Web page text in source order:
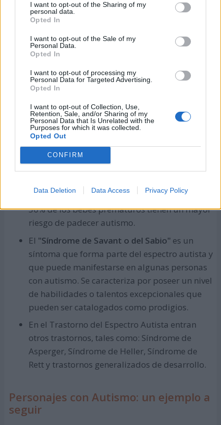
I want to opt-out of the Sharing of my
personal data.
Opted In
I want to opt-out of the Sale of my
Personal Data.
Opted In
I want to opt-out of processing my
Personal Data for Targeted Advertising.
Opted In
I want to opt-out of Collection, Use,
Retention, Sale, and/or Sharing of my
Personal Data that Is Unrelated with the
Purposes for which it was collected.
Opted Out
CONFIRM
Data Deletion Data Access Privacy Policy
Organización Mundial de la Salud (OMS), uno
de cada 160 niños tiene un Trastorno del
Se estima que aproximadamente el 50% de las
intelectual.
Este trastorno suele aparecer antes de los 3
años de edad, siendo una condición
permanente.
No se asocia ningún rasgo físico diferenciador
en este trastorno. Solamente se manifiesta en
las competencias cognitivas de las personas
Un estudio realizado en Suecia estima que el
30% de los bebés prematuros tienen un mayor
riesgo de padecer autismo.
El "Síndrome de Savant o del Sabio" es un
síntoma que forma parte del espectro autista y
que puede manifestarse en algunas personas
con autismo. Se caracteriza por poseer un nivel
de habilidades o talentos excepcionales que
pueden ser catalogados como prodigios.
En el Trastorno del Espectro Autista entran
otros trastornos, tales como: Síndrome de
Asperger, Síndrome de Heller, Síndrome de
Rett y trastornos generalizados de desarrollo.
Personajes con Autismo: un ejemplo a
seguir